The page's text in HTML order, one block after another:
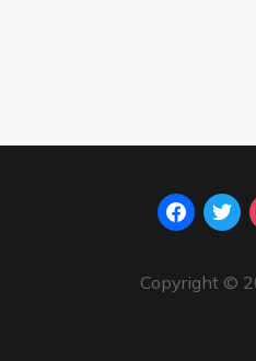
facebook
twitter
Copyright ©